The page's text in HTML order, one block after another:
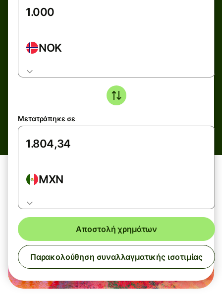
NOK
Μετατράπηκε σε
MXN
Αποστολή χρημάτων
Παρακολούθηση συναλλαγματικής ισοτιμίας